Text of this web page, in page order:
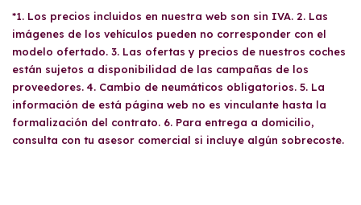
año en curso(Mod. 303), y un recibo bancario
con elIBAN y titular. Es necesario también el
DNI del titulary elcarnet de conducir
principal por ambas caras.
carnet de conducir válido. No hay
restricciones específicas, aunque es
recomendable revisar las condiciones del
contrato para evitar sorpresas.
*1. Los precios incluidos en nuestra web son sin IVA. 2. Las
imágenes de los vehículos pueden no corresponder con el
modelo ofertado. 3. Las ofertas y precios de nuestros coches
están sujetos a disponibilidad de las campañas de los
proveedores. 4. Cambio de neumáticos obligatorios. 5. La
información de está página web no es vinculante hasta la
formalización del contrato. 6. Para entrega a domicilio,
consulta con tu asesor comercial si incluye algún sobrecoste.